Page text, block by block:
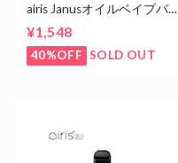
airis Janusオイルベイプバッ
¥1,548
40%OFF SOLD OUT